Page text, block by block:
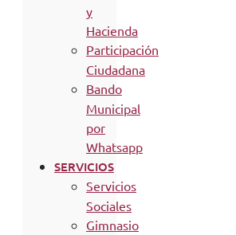
y
Hacienda
Participación
Ciudadana
Bando
Municipal
por
Whatsapp
SERVICIOS
Servicios
Sociales
Gimnasio